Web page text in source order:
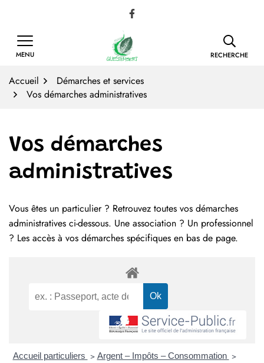
contenu
Lien vers le compte Facebook
MENU RECHERCHE
Accueil
Démarches et services
Vos démarches administratives
Vos démarches
administratives
Liste des démarches
Vous êtes un particulier ? Retrouvez toutes vos démarches
administratives ci-dessous. Une association ? Un professionnel
? Les accès à vos démarches spécifiques en bas de page.
Accueil particuliers > Argent – Impôts – Consommation >